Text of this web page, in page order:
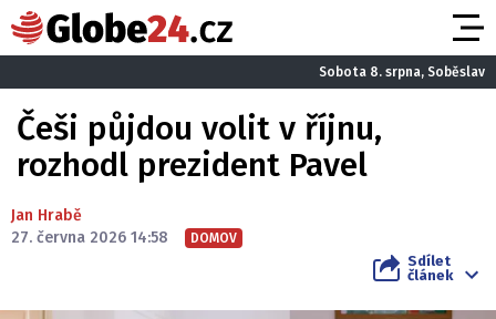
Sobota 8. srpna, Soběslav
Češi půjdou volit v říjnu,
rozhodl prezident Pavel
Jan Hrabě
27. června 2026 14:58
DOMOV
Sdílet
článek